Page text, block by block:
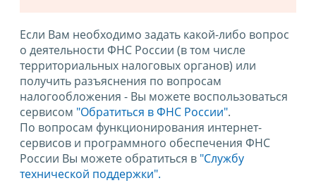
Если Вам необходимо задать какой-либо вопрос
о деятельности ФНС России (в том числе
территориальных налоговых органов) или
получить разъяснения по вопросам
налогообложения - Вы можете воспользоваться
сервисом "Обратиться в ФНС России".
По вопросам функционирования интернет-
сервисов и программного обеспечения ФНС
России Вы можете обратиться в "Службу
технической поддержки".